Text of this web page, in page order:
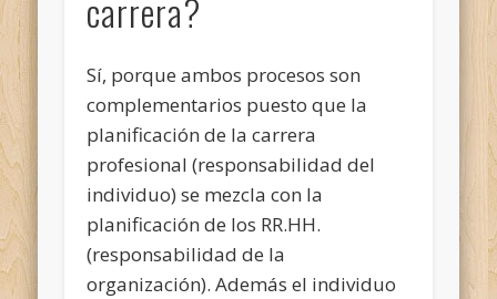
carrera?
Sí, porque ambos procesos son
complementarios puesto que la
planificación de la carrera
profesional (responsabilidad del
individuo) se mezcla con la
planificación de los RR.HH.
(responsabilidad de la
organización). Además el individuo